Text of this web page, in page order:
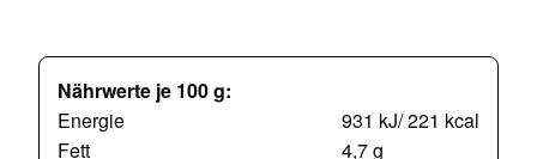
Nährwerte je 100 g:
Energie
931 kJ/ 221 kcal
Fett
4,7 g